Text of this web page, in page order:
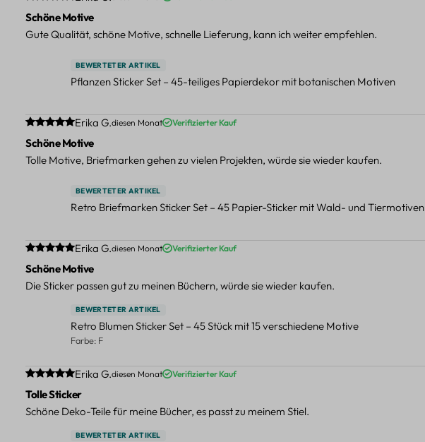
Schöne Motive
Gute Qualität, schöne Motive, schnelle Lieferung, kann ich weiter empfehlen.
BEWERTETER ARTIKEL
Pflanzen Sticker Set – 45-teiliges Papierdekor mit botanischen Motiven
Durchschnittliche Bewertung von 5 von 5 Sternen
Erika G.diesen Monat Verifizierter Kauf
Schöne Motive
Tolle Motive, Briefmarken gehen zu vielen Projekten, würde sie wieder kaufen.
BEWERTETER ARTIKEL
Retro Briefmarken Sticker Set – 45 Papier-Sticker mit Wald- und Tiermotiven
Durchschnittliche Bewertung von 5 von 5 Sternen
Erika G.diesen Monat Verifizierter Kauf
Schöne Motive
Die Sticker passen gut zu meinen Büchern, würde sie wieder kaufen.
BEWERTETER ARTIKEL
Retro Blumen Sticker Set – 45 Stück mit 15 verschiedene Motive
Farbe: F
Durchschnittliche Bewertung von 5 von 5 Sternen
Erika G.diesen Monat Verifizierter Kauf
Tolle Sticker
Schöne Deko-Teile für meine Bücher, es passt zu meinem Stiel.
BEWERTETER ARTIKEL